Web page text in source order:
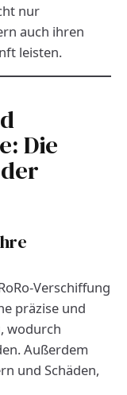
nur
auch ihren
leisten.
Die
Verschiffung
präzise und
wodurch
Außerdem
und Schäden,